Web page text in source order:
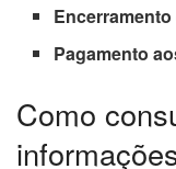
Pagamento
Como